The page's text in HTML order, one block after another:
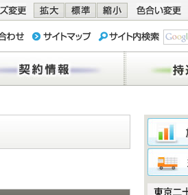
持込業者様へ